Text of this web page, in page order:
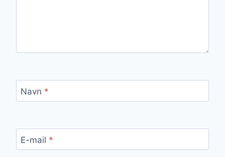
Navn *
E-mail *